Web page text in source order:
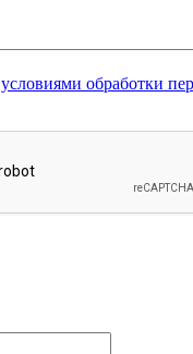
условиями обработки